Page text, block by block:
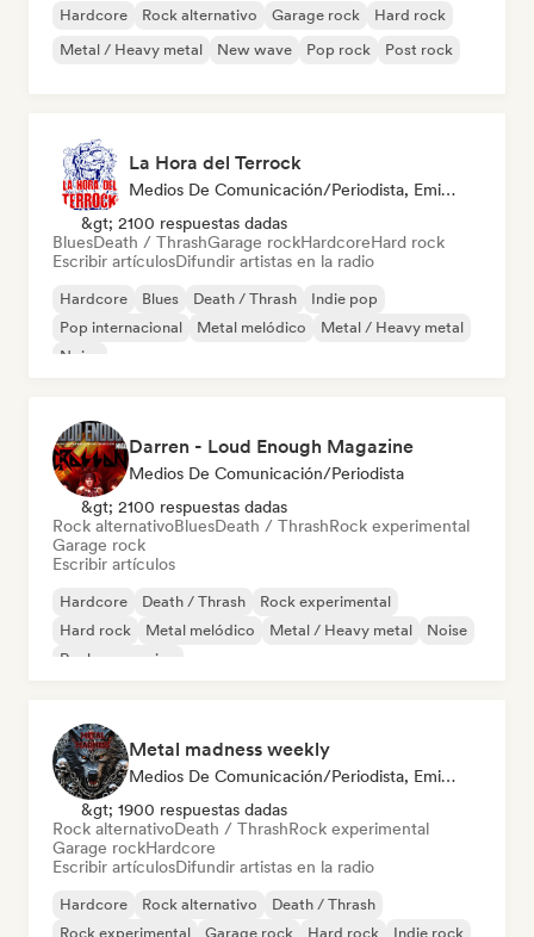
Hardcore Rock alternativo Garage rock
Hard rock
Metal / Heavy metal
New wave Pop rock Post rock
La Hora del Terrock
Medios De Comunicación/Periodista, Emisoras De Radio
&gt; 2100 respuestas dadas
BluesDeath / ThrashGarage rockHardcoreHard rock
Escribir artículosDifundir artistas en la radio
Hardcore Blues Death / Thrash
Indie pop
Pop internacional
Metal melódico
Metal / Heavy metal
Noise
Darren - Loud Enough Magazine
Medios De Comunicación/Periodista
&gt; 2100 respuestas dadas
Rock alternativoBluesDeath / ThrashRock experimental
Garage rock
Escribir artículos
Hardcore Death / Thrash
Rock experimental
Hard rock
Metal melódico Metal / Heavy metal
Noise
Rock progresivo
Metal madness weekly
Medios De Comunicación/Periodista, Emisoras De Radio
&gt; 1900 respuestas dadas
Rock alternativoDeath / ThrashRock experimental
Garage rockHardcore
Escribir artículosDifundir artistas en la radio
Hardcore Rock alternativo
Death / Thrash
Rock experimental
Garage rock Hard rock Indie rock